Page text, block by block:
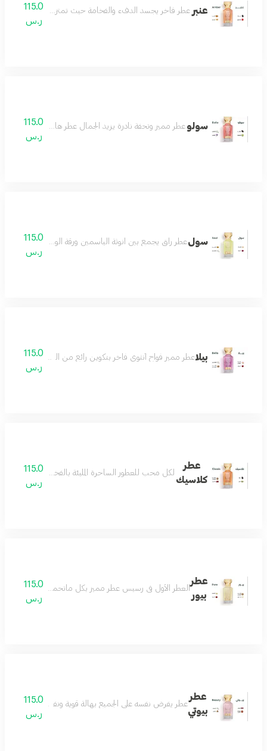
عنبر عطر فاخر يجسد الدفء والفخامة حيث تمتزج نفحات العنبر
115.0
ر.س
سولو عطر مميز وتحفة نادرة يزيد الجمال عطر هادئ لطيف رائع
115.0
ر.س
سول عطر راق يجمع بين انوثة الياسمين ورقة الورد مع لمسات
115.0
ر.س
بيلاعطر مميز فواح أنثوي فاخر بتكوين رائع من الورد
115.0
ر.س
عطر
كلاسيك
لكل محب للعطور الساحرة المليئة بالفخامة والرقيّ
115.0
ر.س
عطر
بيور
العطر الأول في رسيس عطر مميز بكل ماتحمله الكلمة
115.0
ر.س
عطر
بيوتي
عطر يفرض نفسه على الجميع بهالة قوية ونفاذة تسحر كل
115.0
ر.س